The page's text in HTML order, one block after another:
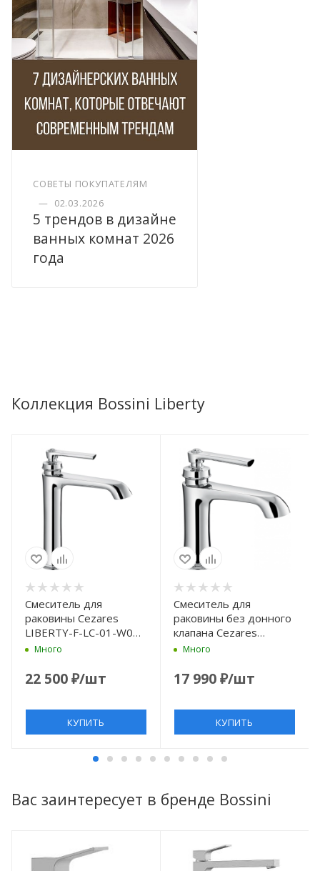
СОВЕТЫ ПОКУПАТЕЛЯМ
— 02.03.2026
5 трендов в дизайне
ванных комнат 2026
года
Коллекция Bossini Liberty
Смеситель для
раковины Cezares
LIBERTY-F-LC-01-W0
без донного клапана,
Много
22 500₽/шт
КУПИТЬ
Смеситель для
раковины без донного
клапана Cezares
LIBERTY-F-LS-01-W0
Много
17 990₽/шт
КУПИТЬ
Вас заинтересует в бренде Bossini